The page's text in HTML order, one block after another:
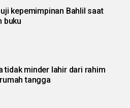
kepemimpinan Bahlil saat
buku
tidak minder lahir dari rahim
tangga